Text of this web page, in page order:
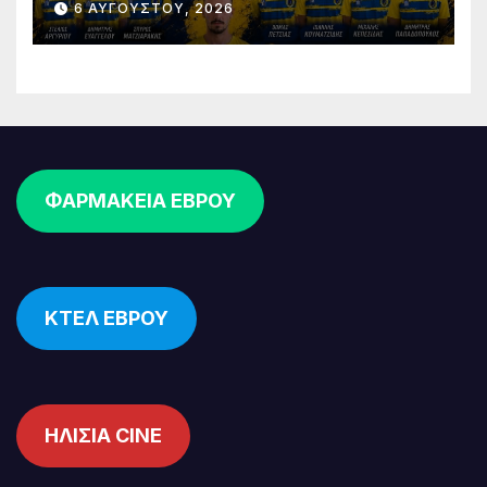
επένδυση στη νέα γενιά
6 ΑΥΓΟΎΣΤΟΥ, 2026
ΦΑΡΜΑΚΕΙΑ ΕΒΡΟΥ
ΚΤΕΛ ΕΒΡΟΥ
ΗΛΙΣΙΑ CINE